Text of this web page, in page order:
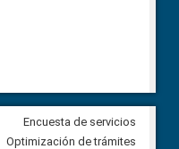
Veeduría Ciudadana para
construcción del asfaltado de
Encuesta de servicios
Optimización de trámites